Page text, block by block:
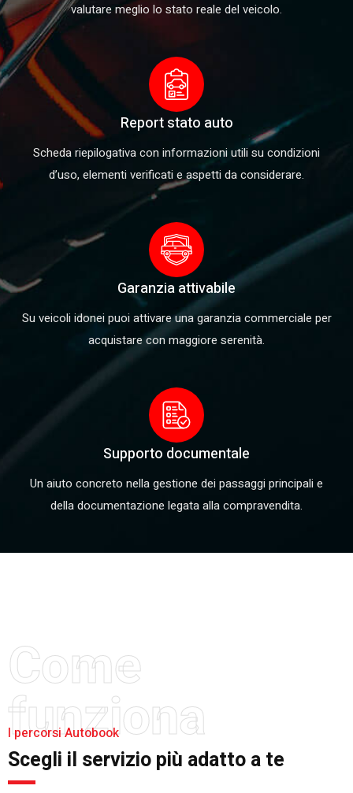
valutare meglio lo stato reale del veicolo.
Report stato auto
Scheda riepilogativa con informazioni utili su condizioni
d’uso, elementi verificati e aspetti da considerare.
Garanzia attivabile
Su veicoli idonei puoi attivare una garanzia commerciale per
acquistare con maggiore serenità.
Supporto documentale
Un aiuto concreto nella gestione dei passaggi principali e
della documentazione legata alla compravendita.
Come
funziona
I percorsi Autobook
Scegli il servizio più adatto a te